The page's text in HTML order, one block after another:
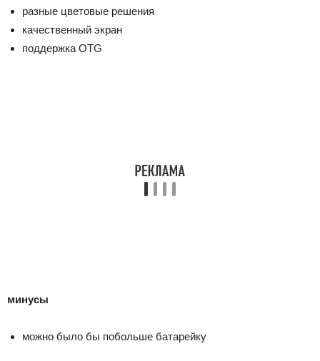
разные цветовые решения
качественный экран
поддержка OTG
минусы
можно было бы побольше батарейку